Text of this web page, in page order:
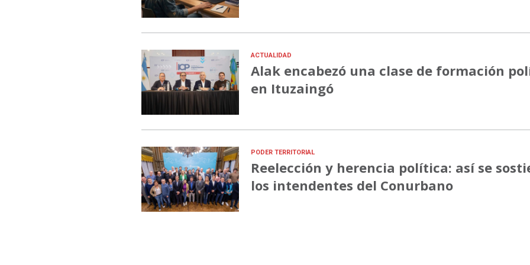
ACTUALIDAD
Alak encabezó una clase de formación
en Ituzaingó
PODER TERRITORIAL
Reelección y herencia política: así se
los intendentes del Conurbano